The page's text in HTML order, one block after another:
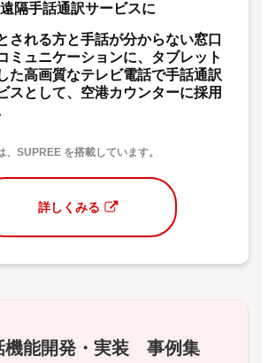
遠隔手話通訳サービスに
される方と手話が分からない窓口
ミュニケーションに、タブレット
た高画質なテレビ電話で手話通訳
スとして、空港カウンターに採用
、SUPREE を搭載しています。
詳しくみる
機能開発・実装 事例集